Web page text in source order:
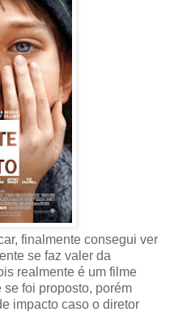
finalmente consegui ver
se faz valer da
realmente é um filme
foi proposto, porém
impacto caso o diretor